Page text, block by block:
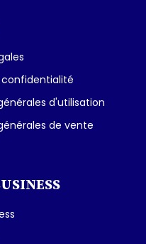
d'utilisation
de vente